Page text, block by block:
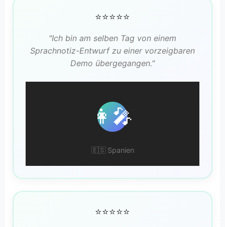
⭐⭐⭐⭐⭐
"Ich bin am selben Tag von einem
Sprachnotiz-Entwurf zu einer vorzeigbaren
Demo übergegangen."
👩‍🎤
🇪🇸 Spanien
⭐⭐⭐⭐⭐